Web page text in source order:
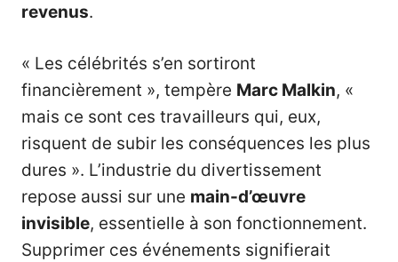
revenus.
« Les célébrités s’en sortiront
financièrement », tempère Marc Malkin, «
mais ce sont ces travailleurs qui, eux,
risquent de subir les conséquences les plus
dures ». L’industrie du divertissement
repose aussi sur une main-d’œuvre
invisible, essentielle à son fonctionnement.
Supprimer ces événements signifierait